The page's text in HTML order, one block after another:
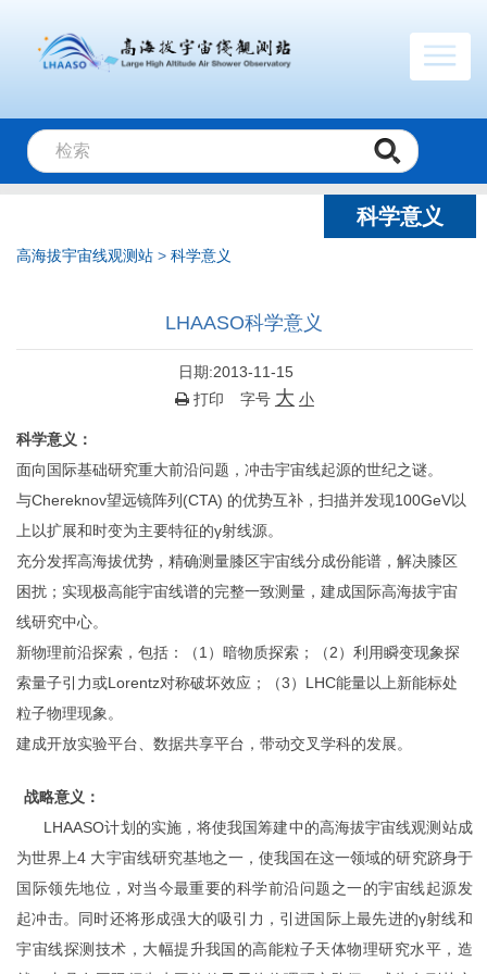
科学意义
高海拔宇宙线观测站 >科学意义
LHAASO科学意义
日期:2013-11-15
打印
字号 大 小
科学意义：
面向国际基础研究重大前沿问题，冲击宇宙线起源的世纪之谜。
与Chereknov望远镜阵列 (CTA) 的优势互补，扫描并发现100GeV以
上以扩展和时变为主要特征的γ射线源。
充分发挥高海拔优势，精确测量膝区宇宙线分成份能谱，解决膝区
困扰；实现极高能宇宙线谱的完整一致测量，建成国际高海拔宇宙
线研究中心。
新物理前沿探索，包括：（1 ）暗物质探索；（2）利用瞬变现象探
索量子引力或Lorentz对称破坏效应；（3） LHC能量以上新能标处
粒子物理现象。
建成开放实验平台、数据共享平台，带动交叉学科的发展。
战略意义：
LHAASO计划的实施，将使我国筹建中的高海拔宇宙线观测站成
为世界上4 大宇宙线研究基地之一，使我国在这一领域的研究跻身于
国际领先地位，对当今最重要的科学前沿问题之一的宇宙线起源发
起冲击。同时还将形成强大的吸引力，引进国际上最先进的γ射线和
宇宙线探测技术，大幅提升我国的高能粒子天体物理研究水平，造